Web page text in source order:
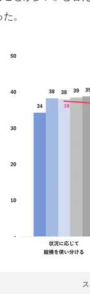
。